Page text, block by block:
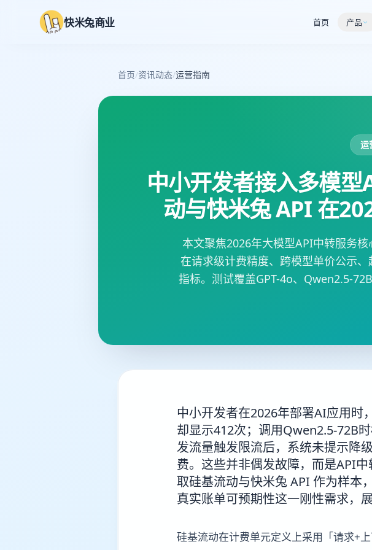
快米兔商业 首页 产品
首页/资讯动态/运营指南
运
中小开发者接入多模
动与快米兔 API 在
本文聚焦2026年大模型API中转服务
在请求级计费精度、跨模型单价公示
指标。测试覆盖GPT-4o、Qwen2.5-
中小开发者在2026年部署AI应用时
却显示412次；调用Qwen2.5-72B
发流量触发限流后，系统未提示降
费。这些并非偶发故障，而是API
取硅基流动与快米兔 API 作为样本
真实账单可预期性这一刚性需求，
硅基流动在计费单元定义上采用「请求+